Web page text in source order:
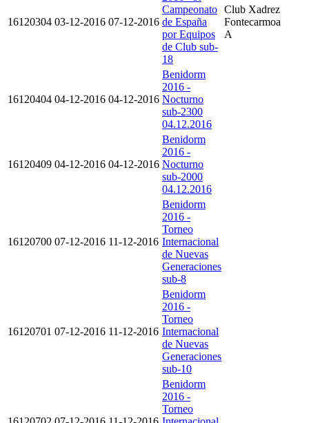
16120304 03-12-2016 07-12-2016
Campeonato
de España
por Equipos
de Club sub-
18
Club Xadrez
Fontecarmoa
A
16120404 04-12-2016 04-12-2016
Benidorm
2016 -
Nocturno
sub-2300
04.12.2016
16120409 04-12-2016 04-12-2016
Benidorm
2016 -
Nocturno
sub-2000
04.12.2016
16120700 07-12-2016 11-12-2016
Benidorm
2016 -
Torneo
Internacional
de Nuevas
Generaciones
sub-8
16120701 07-12-2016 11-12-2016
Benidorm
2016 -
Torneo
Internacional
de Nuevas
Generaciones
sub-10
Benidorm
2016 -
Torneo